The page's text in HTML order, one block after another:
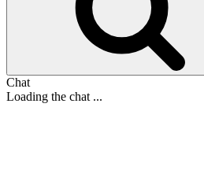
Chat
Loading the chat ...